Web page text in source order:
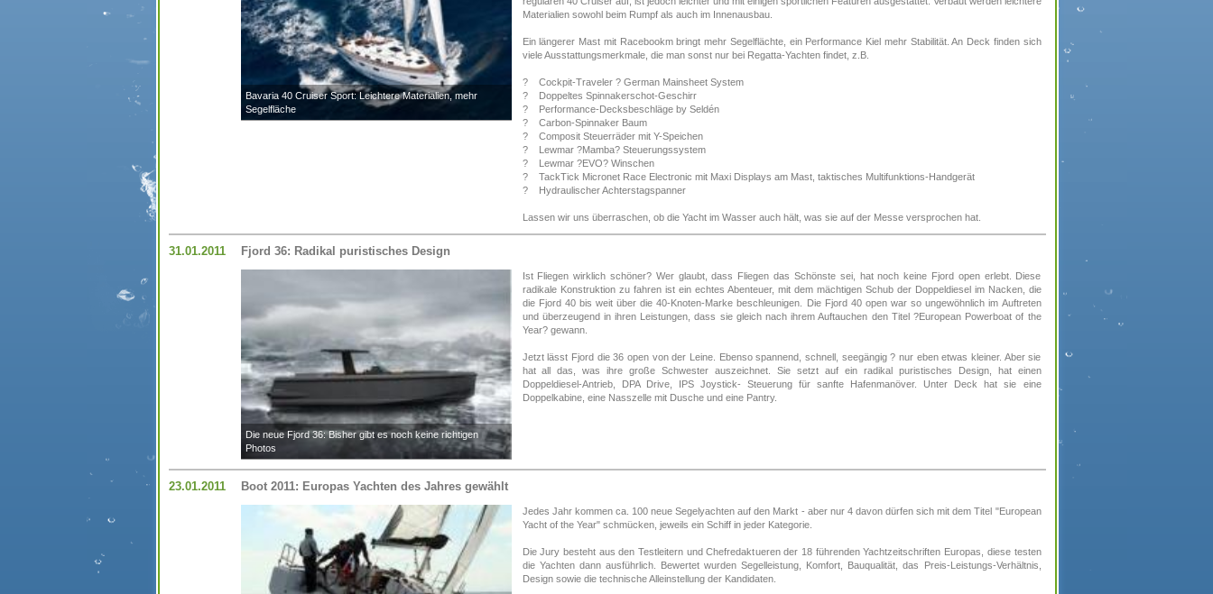
Bavaria 40 Cruiser Sport: Leichtere Materialien, mehr
Segelfläche
Materialien sowohl beim Rumpf als auch im Innenausbau.
Ein längerer Mast mit Racebookm bringt mehr Segelflächte, ein Performance Kiel mehr Stabilität. An Deck finden sich
viele Ausstattungsmerkmale, die man sonst nur bei Regatta-Yachten findet, z.B.
? Cockpit-Traveler ? German Mainsheet System
? Doppeltes Spinnakerschot-Geschirr
? Performance-Decksbeschläge by Seldén
? Carbon-Spinnaker Baum
? Composit Steuerräder mit Y-Speichen
? Lewmar ?Mamba? Steuerungssystem
? Lewmar ?EVO? Winschen
? TackTick Micronet Race Electronic mit Maxi Displays am Mast, taktisches Multifunktions-Handgerät
? Hydraulischer Achterstagspanner
Lassen wir uns überraschen, ob die Yacht im Wasser auch hält, was sie auf der Messe versprochen hat.
31.01.2011 Fjord 36: Radikal puristisches Design
Die neue Fjord 36: Bisher gibt es noch keine richtigen
Photos
Ist Fliegen wirklich schöner? Wer glaubt, dass Fliegen das Schönste sei, hat noch keine Fjord open erlebt. Diese
radikale Konstruktion zu fahren ist ein echtes Abenteuer, mit dem mächtigen Schub der Doppeldiesel im Nacken, die
die Fjord 40 bis weit über die 40-Knoten-Marke beschleunigen. Die Fjord 40 open war so ungewöhnlich im Auftreten
und überzeugend in ihren Leistungen, dass sie gleich nach ihrem Auftauchen den Titel ?European Powerboat of the
Year? gewann.
Jetzt lässt Fjord die 36 open von der Leine. Ebenso spannend, schnell, seegängig ? nur eben etwas kleiner. Aber sie
hat all das, was ihre große Schwester auszeichnet. Sie setzt auf ein radikal puristisches Design, hat einen
Doppeldiesel-Antrieb, DPA Drive, IPS Joystick- Steuerung für sanfte Hafenmanöver. Unter Deck hat sie eine
Doppelkabine, eine Nasszelle mit Dusche und eine Pantry.
23.01.2011 Boot 2011: Europas Yachten des Jahres gewählt
Jedes Jahr kommen ca. 100 neue Segelyachten auf den Markt - aber nur 4 davon dürfen sich mit dem Titel "European
Yacht of the Year" schmücken, jeweils ein Schiff in jeder Kategorie.
Die Jury besteht aus den Testleitern und Chefredaktueren der 18 führenden Yachtzeitschriften Europas, diese testen
die Yachten dann ausführlich. Bewertet wurden Segelleistung, Komfort, Bauqualität, das Preis-Leistungs-Verhältnis,
Design sowie die technische Alleinstellung der Kandidaten.